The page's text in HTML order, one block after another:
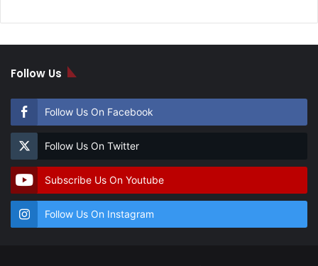
Follow Us
Follow Us On Facebook
Follow Us On Twitter
Subscribe Us On Youtube
Follow Us On Instagram